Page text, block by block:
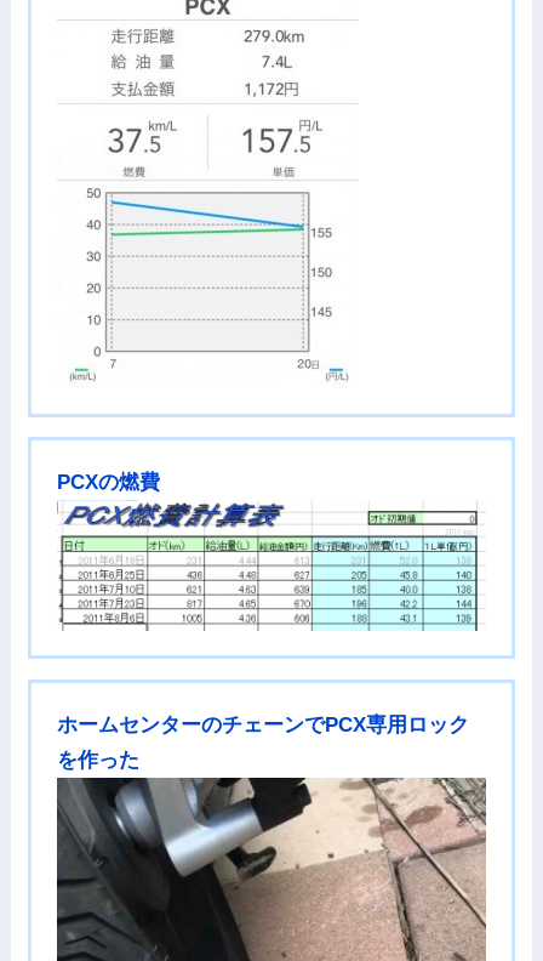
PCXの燃費
ホームセンターのチェーンでPCX専用ロック
を作った